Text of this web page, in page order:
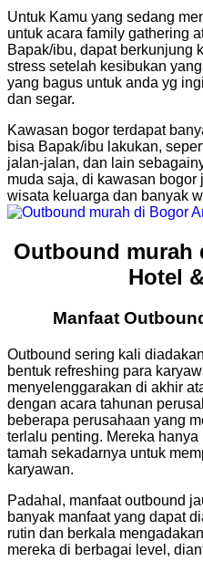
Untuk Kamu yang sedang
untuk acara family gathering
Bapak/ibu, dapat berkunjung
stress setelah kesibukan
yang bagus untuk anda yg
dan segar.
Kawasan bogor terdapat
bisa Bapak/ibu lakukan,
jalan-jalan, dan lain
muda saja, di kawasan
wisata keluarga dan banyak
Outbound murah
Hotel
Manfaat
Outbound sering kali
bentuk refreshing para
menyelenggarakan di akhir
dengan acara tahunan
beberapa perusahaan yang
terlalu penting. Mereka
tamah sekadarnya untuk
karyawan.
Padahal, manfaat outbound
banyak manfaat yang dapat
rutin dan berkala
mereka di berbagai level,